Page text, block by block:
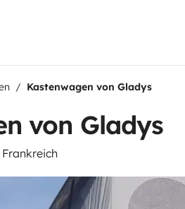
Kastenwagen von Gladys
von Gladys